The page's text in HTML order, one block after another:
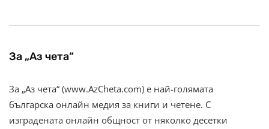
За „Аз чета“
За „Аз чета“ (www.AzCheta.com) е най-голямата
българска онлайн медия за книги и четене. С
изградената онлайн общност от няколко десетки